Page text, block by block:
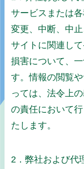
サービスまたは
変更、中断、中
サイトに関連し
損害について、
す。情報の閲覧
っては、法令上
の責任において
たします。
2．弊社および代